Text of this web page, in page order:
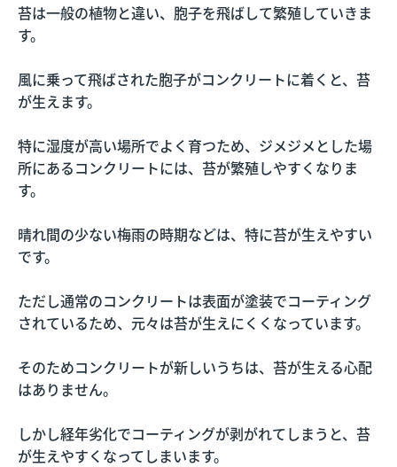
苔は一般の植物と違い、胞子を飛ばして繁殖していきま
す。
風に乗って飛ばされた胞子がコンクリートに着くと、苔
が生えます。
特に湿度が高い場所でよく育つため、ジメジメとした場
所にあるコンクリートには、苔が繁殖しやすくなりま
す。
晴れ間の少ない梅雨の時期などは、特に苔が生えやすい
です。
ただし通常のコンクリートは表面が塗装でコーティング
されているため、元々は苔が生えにくくなっています。
そのためコンクリートが新しいうちは、苔が生える心配
はありません。
しかし経年劣化でコーティングが剥がれてしまうと、苔
が生えやすくなってしまいます。